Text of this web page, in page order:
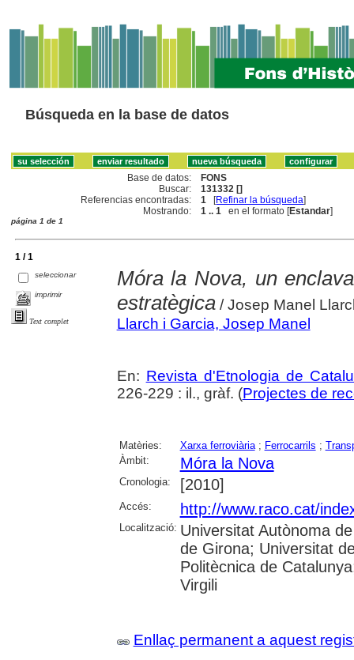
Búsqueda en la base de datos
Base de datos:
FONS
Buscar:
131332 []
Referencias encontradas:
1 [Refinar la búsqueda]
Mostrando:
1 .. 1 en el formato [Estandar]
página 1 de 1
1 / 1
seleccionar
imprimir
Text complet
Móra la Nova, un
estratègica/ Josep Manel
Llarch i Garcia, Josep Manel
En: Revista d'Etnologia de
226-229 : il., gràf. (Projectes de
Matèries: Xarxa ferroviària; Ferrocarrils ;
Àmbit:
Móra la Nova
Cronologia: [2010]
Accés: http://www.raco.cat/
Localització: Universitat Autònoma
de Girona; Universitat
Politècnica de
Virgili
Enllaç permanent a aquest